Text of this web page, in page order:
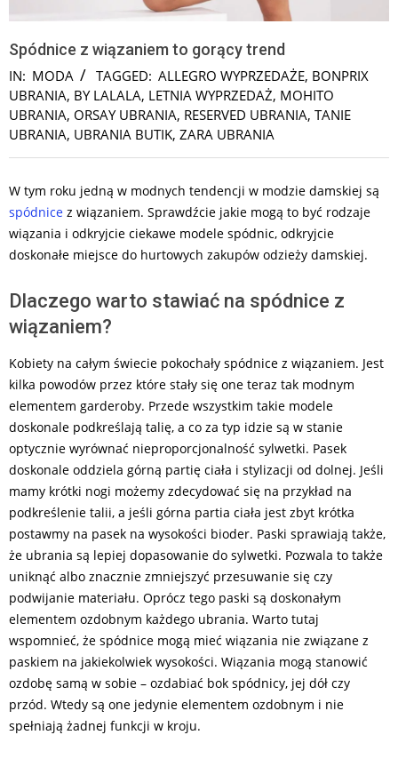
Spódnice z wiązaniem to gorący trend
IN: MODA TAGGED: ALLEGRO WYPRZEDAŻE, BONPRIX
UBRANIA, BY LALALA, LETNIA WYPRZEDAŻ, MOHITO
UBRANIA, ORSAY UBRANIA, RESERVED UBRANIA, TANIE
UBRANIA, UBRANIA BUTIK, ZARA UBRANIA
W tym roku jedną w modnych tendencji w modzie damskiej są
spódnice z wiązaniem. Sprawdźcie jakie mogą to być rodzaje
wiązania i odkryjcie ciekawe modele spódnic, odkryjcie
doskonałe miejsce do hurtowych zakupów odzieży damskiej.
Dlaczego warto stawiać na spódnice z
wiązaniem?
Kobiety na całym świecie pokochały spódnice z wiązaniem. Jest
kilka powodów przez które stały się one teraz tak modnym
elementem garderoby. Przede wszystkim takie modele
doskonale podkreślają talię, a co za typ idzie są w stanie
optycznie wyrównać nieproporcjonalność sylwetki. Pasek
doskonale oddziela górną partię ciała i stylizacji od dolnej. Jeśli
mamy krótki nogi możemy zdecydować się na przykład na
podkreślenie talii, a jeśli górna partia ciała jest zbyt krótka
postawmy na pasek na wysokości bioder. Paski sprawiają także,
że ubrania są lepiej dopasowanie do sylwetki. Pozwala to także
uniknąć albo znacznie zmniejszyć przesuwanie się czy
podwijanie materiału. Oprócz tego paski są doskonałym
elementem ozdobnym każdego ubrania. Warto tutaj
wspomnieć, że spódnice mogą mieć wiązania nie związane z
paskiem na jakiekolwiek wysokości. Wiązania mogą stanowić
ozdobę samą w sobie – ozdabiać bok spódnicy, jej dół czy
przód. Wtedy są one jedynie elementem ozdobnym i nie
spełniają żadnej funkcji w kroju.